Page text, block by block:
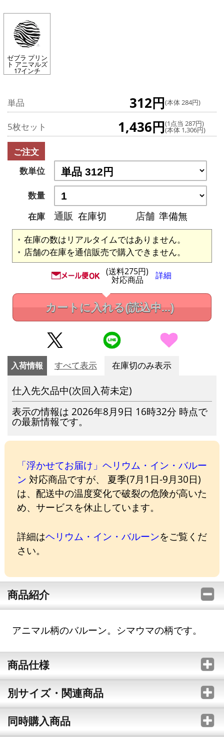
ゼブラ プリン
ト アニマルズ
17インチ
単品 312円(本体 284円)
5枚セット 1,436円(1点当 287円)
(本体 1,306円)
ご注文
数単位
数量
在庫
通販 在庫切 店舗 準備無
在庫の数はリアルタイムではありません。
店舗の在庫を通信販売で購入できません。
(送料275円)
対応商品 詳細
カートに入れる(読込中...)
入荷情報 すべて表示 在庫切のみ表示
仕入先欠品中(次回入荷未定)
表示の情報は 2026年8月9日 16時32分 時点で
の最新情報です。
「浮かせてお届け」ヘリウム・イン・バルー
ン 対応商品ですが、 夏季(7月1日-9月30日)
は、配送中の温度変化で破裂の危険が高いた
め、サービスを休止しています。
詳細はヘリウム・イン・バルーンをご覧くだ
さい。
商品紹介
アニマル柄のバルーン。シマウマの柄です。
商品仕様
別サイズ・関連商品
同時購入商品